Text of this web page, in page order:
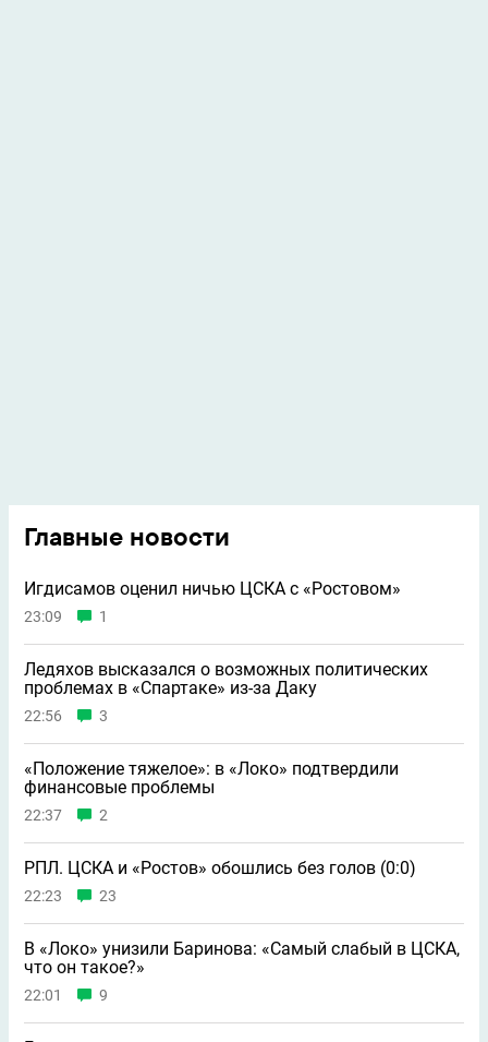
Главные новости
Игдисамов оценил ничью ЦСКА с «Ростовом»
23:09 1
Ледяхов высказался о возможных политических
проблемах в «Спартаке» из-за Даку
22:56 3
«Положение тяжелое»: в «Локо» подтвердили
финансовые проблемы
22:37 2
РПЛ. ЦСКА и «Ростов» обошлись без голов (0:0)
22:23 23
В «Локо» унизили Баринова: «Самый слабый в ЦСКА,
что он такое?»
22:01 9